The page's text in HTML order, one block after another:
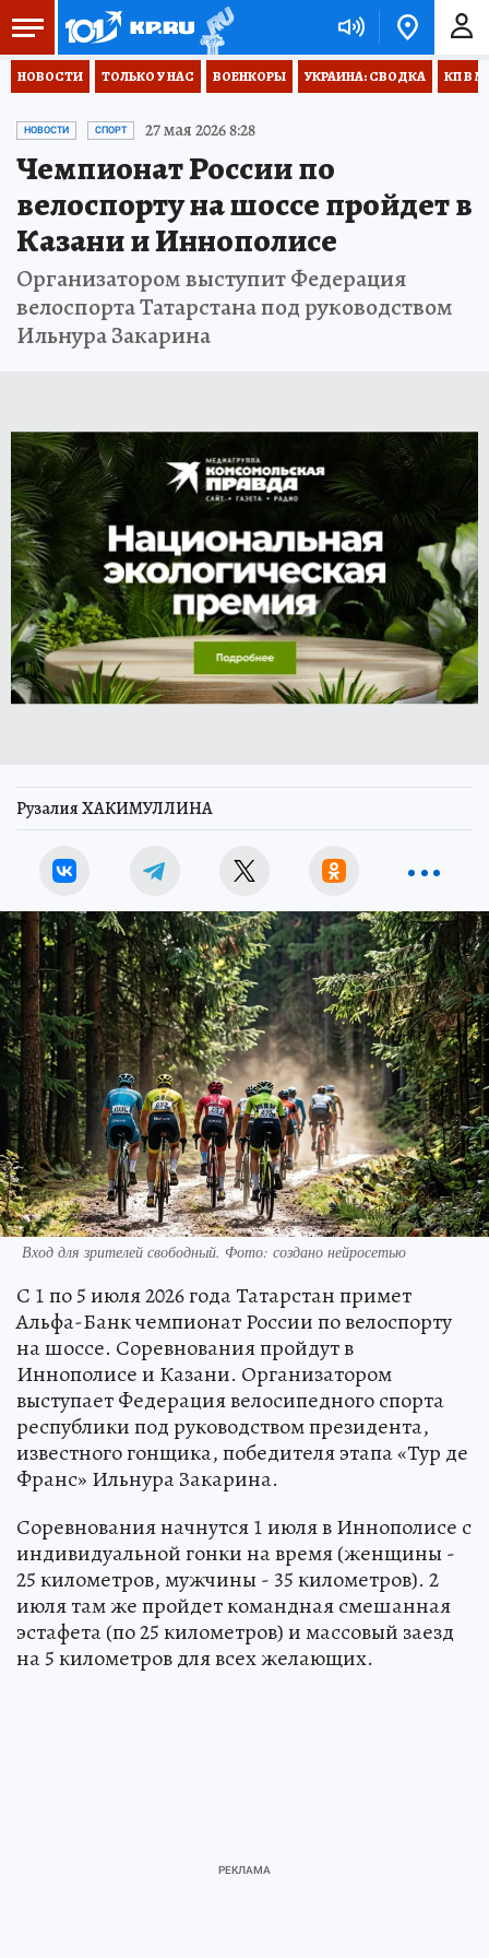
НОВОСТИ ТОЛЬКО У НАС ВОЕНКОРЫ УКРАИНА: СВОДКА КП В
НОВОСТИ СПОРТ 27 мая 2026 8:28
Чемпионат России по
велоспорту на шоссе пройдет в
Казани и Иннополисе
Организатором выступит Федерация
велоспорта Татарстана под руководством
Ильнура Закарина
Рузалия ХАКИМУЛЛИНА
Вход для зрителей свободный. Фото: создано нейросетью
С 1 по 5 июля 2026 года Татарстан примет
Альфа-Банк чемпионат России по велоспорту
на шоссе. Соревнования пройдут в
Иннополисе и Казани. Организатором
выступает Федерация велосипедного спорта
республики под руководством президента,
известного гонщика, победителя этапа «Тур де
Франс» Ильнура Закарина.
Соревнования начнутся 1 июля в Иннополисе с
индивидуальной гонки на время (женщины -
25 километров, мужчины - 35 километров). 2
июля там же пройдет командная смешанная
эстафета (по 25 километров) и массовый заезд
на 5 километров для всех желающих.